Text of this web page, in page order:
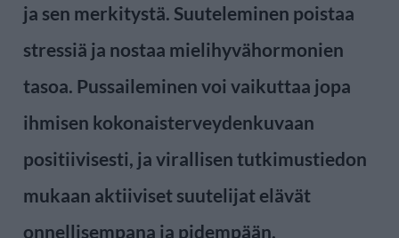
ja sen merkitystä. Suuteleminen poistaa
stressiä ja nostaa mielihyvähormonien
tasoa. Pussaileminen voi vaikuttaa jopa
ihmisen kokonaisterveydenkuvaan
positiivisesti, ja virallisen tutkimustiedon
mukaan aktiiviset suutelijat elävät
onnellisempana ja pidempään.